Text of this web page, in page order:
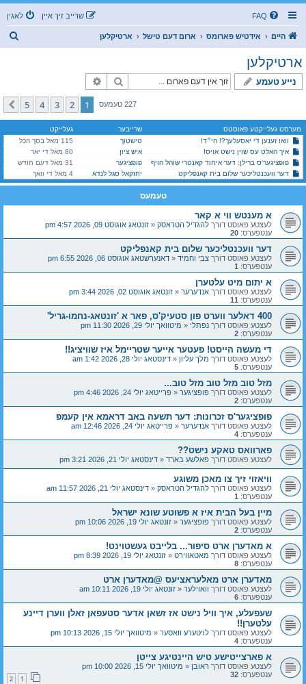
FAQ לאגין שרייב זיך איין
היים אידטיש פארומס ארום דעם טישל ארטיקלען
ארטיקלען
נייע טעמע זוך
227 טעמעס 1
2
3
4
5
קומענדיגע
מערסט געלייקטע פאוסטס שרייבער
געלייקט
וואו זענען די יאסעלעך?! הי״ד!
טישטוך
115 מאל בסך הכל
איך האלט עס שוין נישט אויס!
איש ציון
80 מאל די יאר
פופציגער'ס ברילן: דער איחוד קאנטרי שוהל הויף
פופציגער
31 מאל דעם חודש
דער וועכנטליכער שלום בית קאנפליקט
יחזקאל סגל לנדא 4 מאל די וואך
טעמעס
א מענטש ווי א קאר
לעצטע פאוסט דורך להגדיל הטראסק « זונטאג אוגוסט 09, 2026 4:57 pm
ענטפערס: 20
דער וועכנטליכער שלום בית קאנפליקט
לעצטע פאוסט דורך צבי וחמיד « דאנערשטאג אוגוסט 06, 2026 6:55 pm
ענטפערס: 1
א יתום מיט עלטערן
לעצטע פאוסט דורך אנדערער « זונטאג אוגוסט 02, 2026 3:44 pm
ענטפערס: 11
400 דאלער ווערט פון סטעיק'ס, פאר א 'זונטאג-נחמו-גריל'
לעצטע פאוסט דורך נפתלי « מיטוואך יולי 29, 2026 11:30 pm
ענטפערס: 2
די מעשה הייסט! פעטער אייער שטריימל איז שוויציג!!
לעצטע פאוסט דורך מלך עליון « דינסטאג יולי 28, 2026 1:42 am
ענטפערס: 5
מזל טוב מזל טוב מזל טוב...
לעצטע פאוסט דורך פופציגער « פרייטאג יולי 24, 2026 4:46 pm
ענטפערס: 2
פופציגער'ס זכרונות: דער תשעה באב דראמא אין קעמפ
לעצטע פאוסט דורך אנדערער « פרייטאג יולי 24, 2026 12:46 am
ענטפערס: 4
פארוואס טאקע נישט??
לעצטע פאוסט דורך פאלשע בארד « דינסטאג יולי 21, 2026 3:21 pm
וויאזוי זיך צו מאכן משוגע
לעצטע פאוסט דורך להגדיל הטראסק « דינסטאג יולי 21, 2026 11:57 am
ענטפערס: 1
מיין בעל הבית איז א פשוטע שונא ישראל
לעצטע פאוסט דורך פופציגער « זונטאג יולי 19, 2026 10:06 pm
ענטפערס: 2
א מאדערן ארט סיפור... בלייבט געשטוינט!
לעצטע פאוסט דורך מאטאווירט « זונטאג יולי 19, 2026 8:39 pm
ענטפערס: 8
מאדערן ארט מאלעראציעס @מאדערן ארט
לעצטע פאוסט דורך וואוילער « זונטאג יולי 19, 2026 10:11 am
ענטפערס: 6
שעפעלע, איך וויל נישט אז זשאן אדער סטעפאן זאלן ווערן דיינע
עלטערן!!
לעצטע פאוסט דורך לויטערע וואסער « מיטוואך יולי 15, 2026 10:13 pm
ענטפערס: 4
א פארצייטישע טיש היינטיגע צייטן
לעצטע פאוסט דורך ראובן « מיטוואך יולי 15, 2026 10:00 pm
ענטפערס: 32
1
2